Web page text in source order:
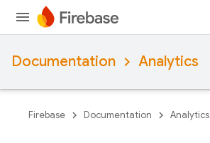
Documentation Analytics
Firebase Documentation Analytics